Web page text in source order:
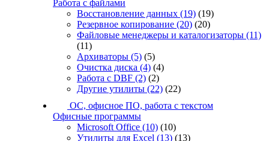
Работа с файлами
Восстановление данных (19) (19)
Резервное копирование (20) (20)
Файловые менеджеры и каталогизаторы (11)
(11)
Архиваторы (5) (5)
Очистка диска (4) (4)
Работа с DBF (2) (2)
Другие утилиты (22) (22)
ОС, офисное ПО, работа с текстом
Офисные программы
Microsoft Office (10) (10)
Утилиты для Excel (13) (13)